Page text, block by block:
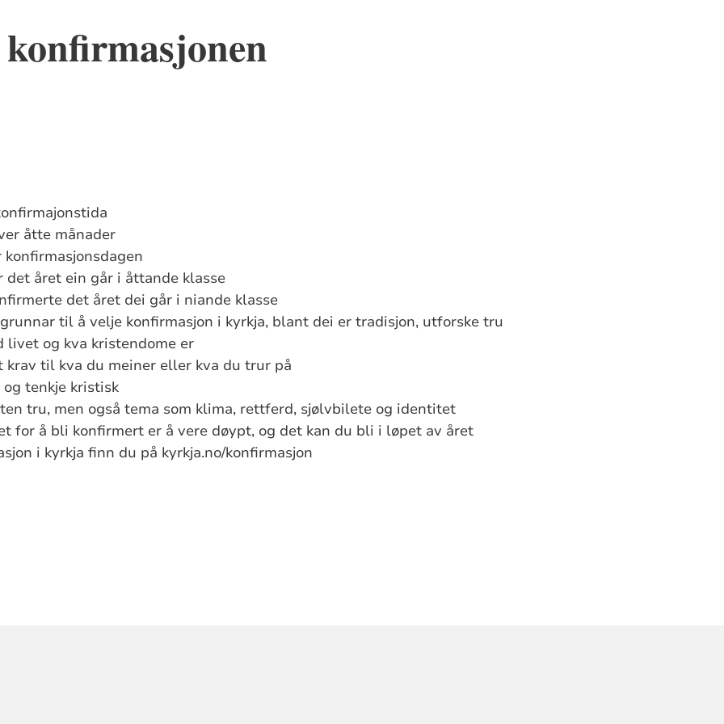
åtte månader
det året ein går i åttande klasse
det året dei går i niande klasse
til å velje konfirmasjon i kyrkja, blant dei er tradisjon, utforske tru
livet og kva kristendome er
til kva du meiner eller kva du trur på
tenkje kristisk
tru, men også tema som klima, rettferd, sjølvbilete og identitet
for å bli konfirmert er å vere døypt, og det kan du bli i løpet av året
i kyrkja finn du på kyrkja.no/konfirmasjon